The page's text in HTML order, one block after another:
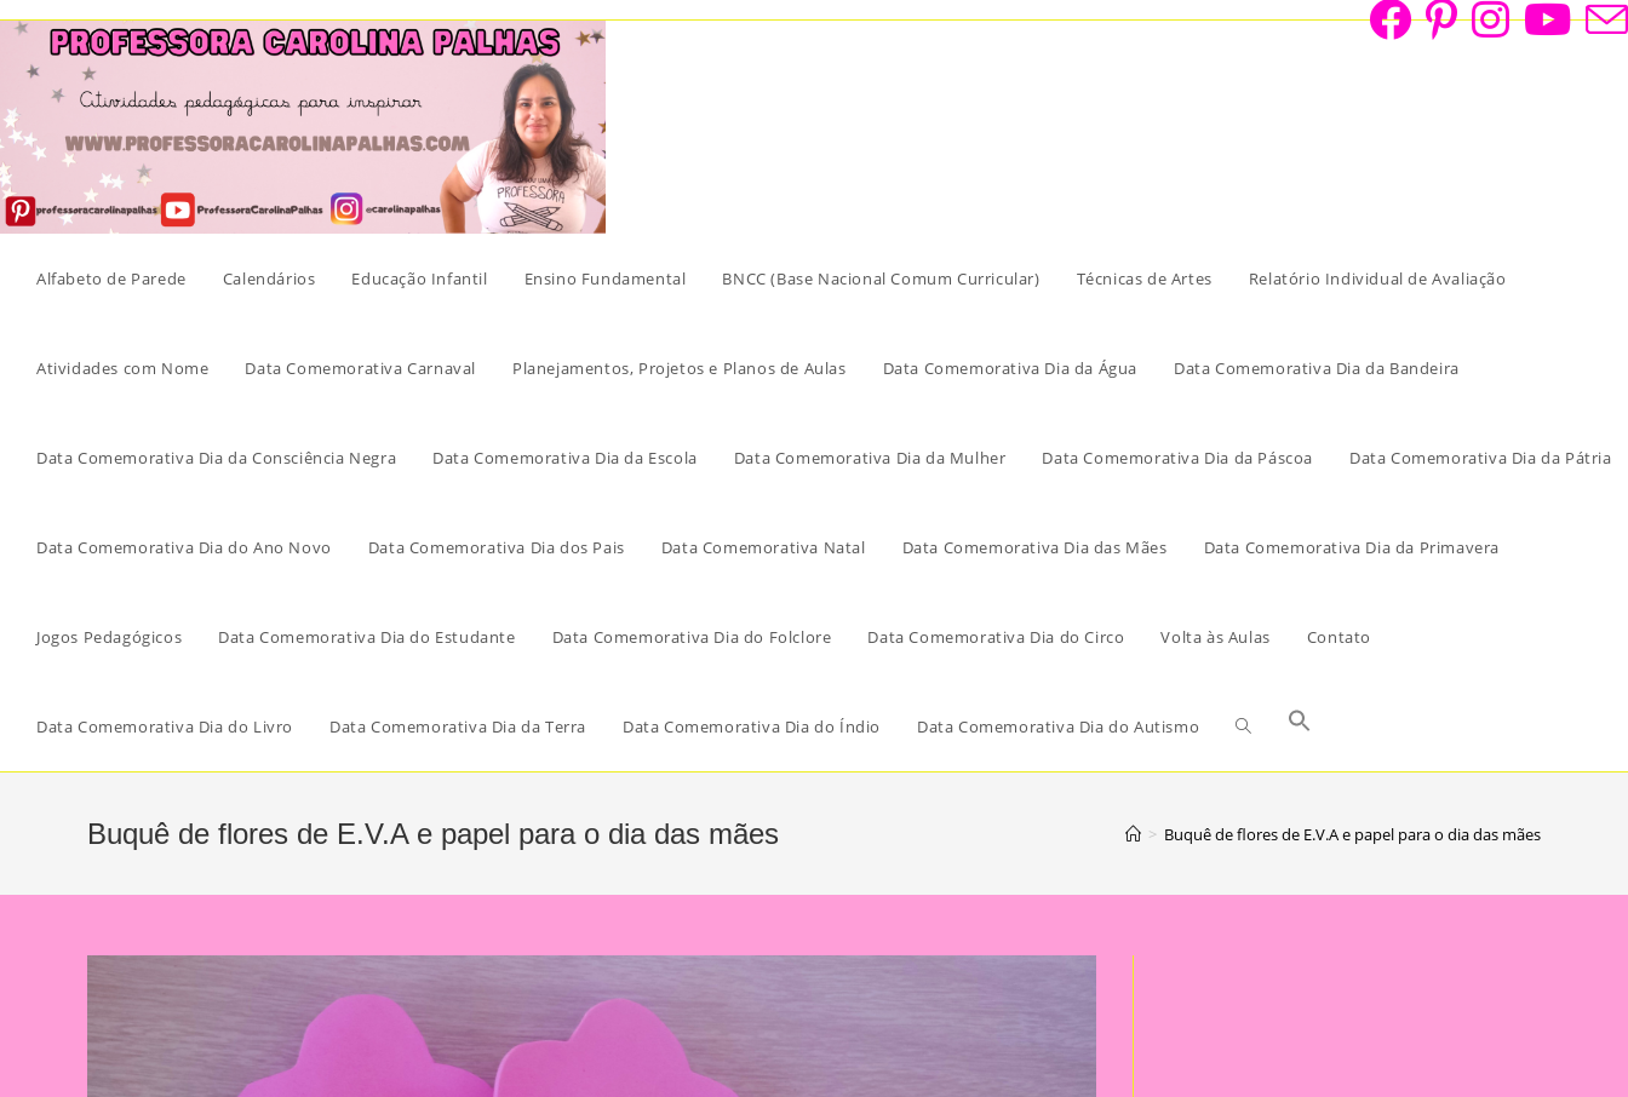
Skip
content
Alfabeto de Parede Calendários Educação Infantil Ensino Fundamental BNCC (Base Nacional Comum Curricular) Técnicas de Artes Relatório Individual de Avaliação
Atividades com Nome Data Comemorativa Carnaval Planejamentos, Projetos e Planos de Aulas Data Comemorativa Dia da Água Data Comemorativa Dia da Bandeira
Data Comemorativa Dia da Consciência Negra Data Comemorativa Dia da Escola Data Comemorativa Dia da Mulher Data Comemorativa Dia da Páscoa Data Comemorativa Dia da Pátria
Data Comemorativa Dia do Ano Novo Data Comemorativa Dia dos Pais Data Comemorativa Natal Data Comemorativa Dia das Mães Data Comemorativa Dia da Primavera
Jogos Pedagógicos Data Comemorativa Dia do Estudante Data Comemorativa Dia do Folclore Data Comemorativa Dia do Circo Volta às Aulas Contato
Data Comemorativa Dia do Livro Data Comemorativa Dia da Terra Data Comemorativa Dia do Índio Data Comemorativa Dia do Autismo
Buquê de flores de E.V.A e papel para o dia das mães > Buquê de flores de E.V.A e papel para o dia das mães